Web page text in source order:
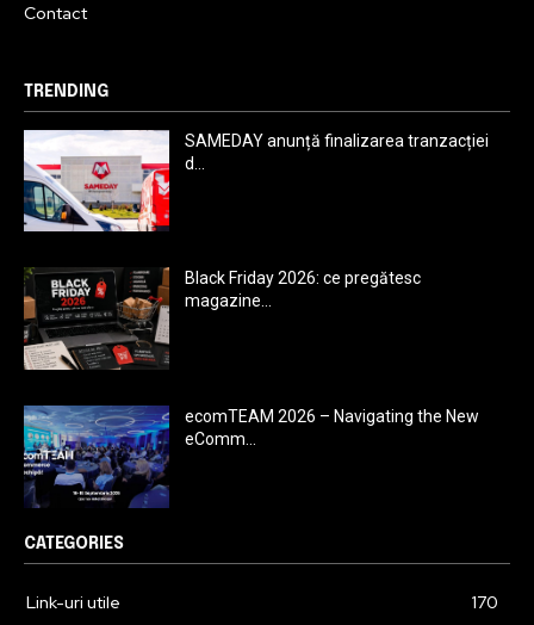
Contact
TRENDING
SAMEDAY anunță finalizarea tranzacției
d...
Black Friday 2026: ce pregătesc
magazine...
ecomTEAM 2026 – Navigating the New
eComm...
CATEGORIES
Link-uri utile
170